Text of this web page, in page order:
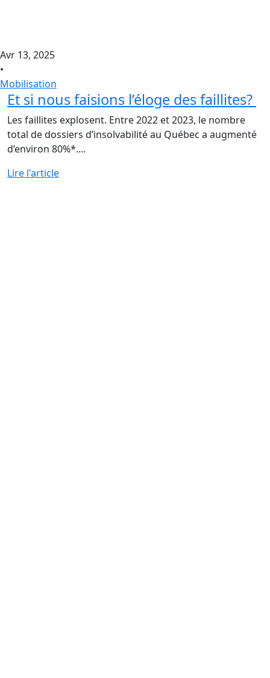
Avr 13, 2025
•
Mobilisation
Et si nous faisions l’éloge des faillites?
Les faillites explosent. Entre 2022 et 2023, le nombre
total de dossiers d’insolvabilité au Québec a augmenté
d’environ 80%*....
Lire l'article